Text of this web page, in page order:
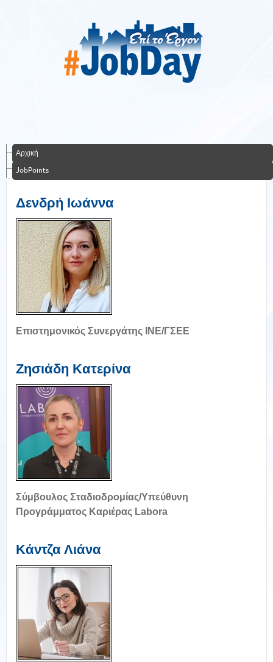
Αρχική
JobPoints
Δενδρή Ιωάννα
Επιστημονικός Συνεργάτης ΙΝΕ/ΓΣΕΕ
Ζησιάδη Κατερίνα
Σύμβουλος Σταδιοδρομίας/Υπεύθυνη
Προγράμματος Καριέρας Labora
Κάντζα Λιάνα